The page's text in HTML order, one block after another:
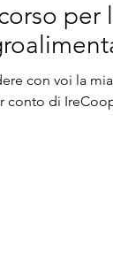
per
con voi la
conto di